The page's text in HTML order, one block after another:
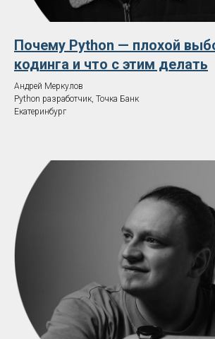
Почему Python — плохой
кодинга и что с этим делать
Андрей Меркулов
Python разработчик, Точка Банк
Екатеринбург